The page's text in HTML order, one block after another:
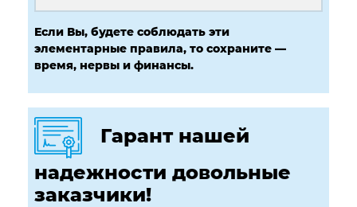
Если Вы, будете соблюдать эти
элементарные правила, то сохраните —
время, нервы и финансы.
Гарант нашей
надежности довольные
заказчики!